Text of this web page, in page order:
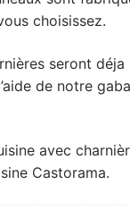
choisissez.
seront déja
de notre
avec
Castorama.